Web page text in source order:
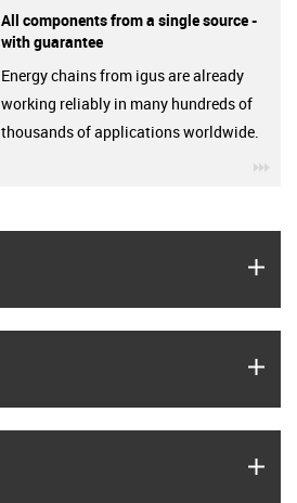
All components from a single source -
with guarantee
Energy chains from igus are already
working reliably in many hundreds of
thousands of applications worldwide.